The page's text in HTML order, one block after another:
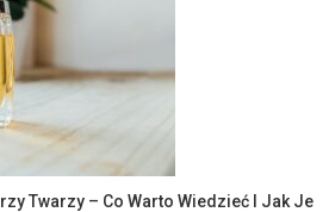
Twarzy – Co Warto Wiedzieć I Jak Je